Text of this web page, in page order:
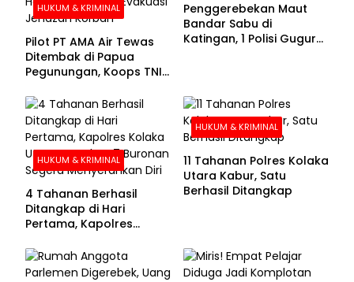
HUKUM & KRIMINAL
Pilot PT AMA Air Tewas
Ditembak di Papua
Pegunungan, Koops TNI
Evakuasi Jenazah
Korban
Penggerebekan Maut
Bandar Sabu di
Katingan, 1 Polisi Gugur
HUKUM & KRIMINAL
4 Tahanan Berhasil
Ditangkap di Hari
Pertama, Kapolres
Buronan Segera
Menyerahkan Diri
HUKUM & KRIMINAL
11 Tahanan Polres Kolaka
Utara Kabur, Satu
Berhasil Ditangkap